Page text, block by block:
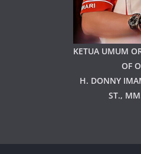
KETUA UMUM
OF
H. DONNY
ST.,